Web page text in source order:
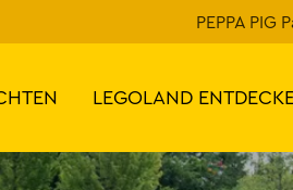
PEPPA PIG
LEGOLAND